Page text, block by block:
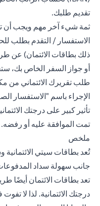
تقديم طلبك.
ثمة شيء آخر مهم ويجب أن
الاستفسار / التقدم بطلب
ذلك بطاقات الائتمان) عن
أو جواز السفر الخاص بك،
طلب تقريرك الائتماني من
الإجراء باسم "الاستفسار
تأثير كبير على درجتك
تمت الموافقة عليه أو رفضه.
ملخص
تُعد بطاقات سيتي الائتمانية
جانب سهولة سداد
تعد بطاقات الائتمان أيضًا
درجتك الائتمانية. لذا لا